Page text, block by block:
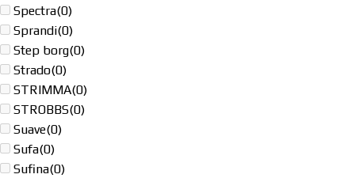
Spectra(0)
Sprandi(0)
Step borg(0)
Strado(0)
STRIMMA(0)
STROBBS(0)
Suave(0)
Sufa(0)
Sufina(0)